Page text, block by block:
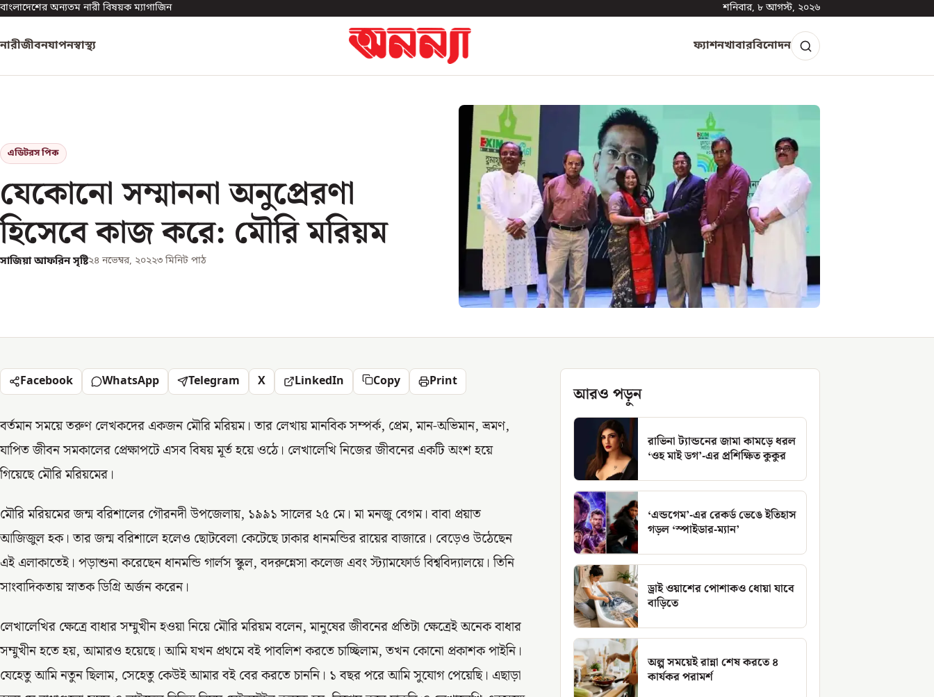
বাংলাদেশের অন্যতম নারী বিষয়ক ম্যাগাজিন শনিবার, ৮ আগস্ট, ২০২৬
নারীজীবনযাপনস্বাস্থ্য ফ্যাশনখাবারবিনোদন
এডিটরস পিক
যেকোনো সম্মাননা অনুপ্রেরণা
হিসেবে কাজ করে: মৌরি মরিয়ম
সাজিয়া আফরিন সৃষ্টি২৪ নভেম্বর, ২০২২৩ মিনিট পাঠ
Facebook WhatsApp Telegram X LinkedIn Copy Print
বর্তমান সময়ে তরুণ লেখকদের একজন মৌরি মরিয়ম। তার লেখায় মানবিক সম্পর্ক, প্রেম, মান-অভিমান, ভ্রমণ,
যাপিত জীবন সমকালের প্রেক্ষাপটে এসব বিষয় মূর্ত হয়ে ওঠে। লেখালেখি নিজের জীবনের একটি অংশ হয়ে
গিয়েছে মৌরি মরিয়মের।
মৌরি মরিয়মের জন্ম বরিশালের গৌরনদী উপজেলায়, ১৯৯১ সালের ২৫ মে। মা মনজু বেগম। বাবা প্রয়াত
আজিজুল হক। তার জন্ম বরিশালে হলেও ছোটবেলা কেটেছে ঢাকার ধানমন্ডির রায়ের বাজারে। বেড়েও উঠেছেন
এই এলাকাতেই। পড়াশুনা করেছেন ধানমন্ডি গার্লস স্কুল, বদরুন্নেসা কলেজ এবং স্ট্যামফোর্ড বিশ্ববিদ্যালয়ে। তিনি
সাংবাদিকতায় স্নাতক ডিগ্রি অর্জন করেন।
লেখালেখির ক্ষেত্রে বাধার সম্মুখীন হওয়া নিয়ে মৌরি মরিয়ম বলেন, মানুষের জীবনের প্রতিটা ক্ষেত্রেই অনেক বাধার
সম্মুখীন হতে হয়, আমারও হয়েছে। আমি যখন প্রথমে বই পাবলিশ করতে চাচ্ছিলাম, তখন কোনো প্রকাশক পাইনি।
যেহেতু আমি নতুন ছিলাম, সেহেতু কেউই আমার বই বের করতে চাননি। ১ বছর পরে আমি সুযোগ পেয়েছি। এছাড়া
আরও পড়ুন
রাভিনা ট্যান্ডনের জামা কামড়ে ধরল
‘ওহ মাই ডগ’-এর প্রশিক্ষিত কুকুর
‘এন্ডগেম’-এর রেকর্ড ভেঙে ইতিহাস
গড়ল ‘স্পাইডার-ম্যান’
ড্রাই ওয়াশের পোশাকও ধোয়া যাবে
বাড়িতে
অল্প সময়েই রান্না শেষ করতে ৪
কার্যকর পরামর্শ